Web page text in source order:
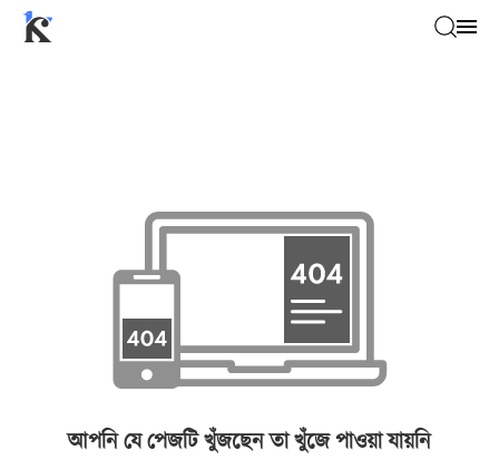
আপনি যে পেজটি খুঁজছেন তা খুঁজে পাওয়া যায়নি